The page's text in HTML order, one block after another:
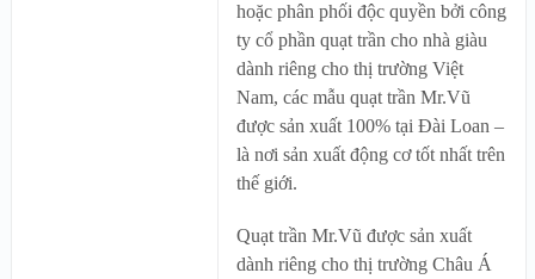
hoặc phân phối độc quyền bởi công
ty cổ phần quạt trần cho nhà giàu
dành riêng cho thị trường Việt
Nam, các mẫu quạt trần Mr.Vũ
được sản xuất 100% tại Đài Loan –
là nơi sản xuất động cơ tốt nhất trên
thế giới.
Quạt trần Mr.Vũ được sản xuất
dành riêng cho thị trường Châu Á